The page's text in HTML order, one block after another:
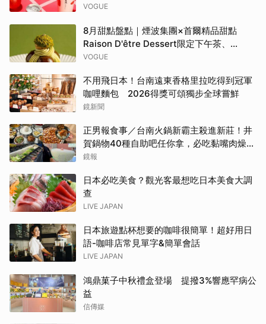
「花時心藝限量禮盒」、WAT x 萬波「紅蘋
VOGUE
8月甜點盤點｜煙波集團×首爾精品甜點
Raison D'être Dessert限定下午茶、
Gelato pique cafe辻利茶舗聯名可麗餅、
VOGUE
不用飛日本！台南遠東香格里拉吃得到冠軍
咖哩麵包 2026得獎可頌獨步全球嘗鮮
鏡新聞
正男報食事／台南火鍋新霸主殺進新莊！井
賀鍋物40種自助吧任你拿，必吃黏嘴肉燥
飯、現做棉花糖
鏡報
日本必吃美食？觀光客最想吃日本美食大調
查
LIVE JAPAN
日本旅遊點杯想要的咖啡很簡單！超好用日
語-咖啡店常見單字&簡單會話
LIVE JAPAN
鴻鼎菓子中秋禮盒登場 提撥3%響應罕病公
益
信傳媒